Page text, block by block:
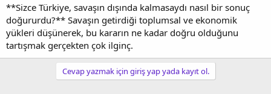
**Sizce Türkiye, savaşın dışında kalmasaydı nasıl bir sonuç
doğururdu?** Savaşın getirdiği toplumsal ve ekonomik
yükleri düşünerek, bu kararın ne kadar doğru olduğunu
tartışmak gerçekten çok ilginç.
Cevap yazmak için giriş yap yada kayıt ol.